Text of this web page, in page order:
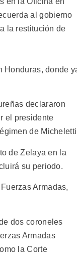
al gobierno
la restitución de
Honduras, donde
declararon
el presidente
de
de Zelaya en la
su periodo.
Armadas,
dos coroneles
Armadas
la Corte